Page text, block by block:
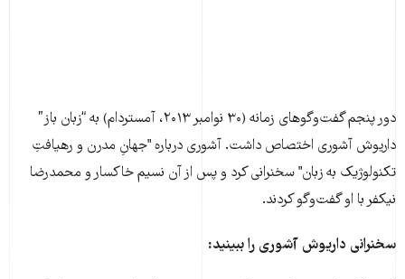
دور پنجم گفت‌وگوهای زمانه (۳۰ نوامبر ۲۰۱۳، آمستردام) به “زبان باز”
داریوش آشوری اختصاص داشت. آشوری درباره "جهانِ مدرن و رهیافتِ
تکنولوژیک به زبان" سخنرانی کرد و پس از آن نسیم خاکسار و محمدرضا
نیکفر با او گفت‌وگو کردند.
سخنرانی داریوش آشوری را ببینید: